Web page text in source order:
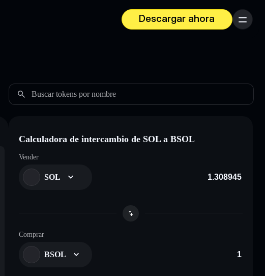
Descargar ahora
Menú
Buscar tokens por nombre
Calculadora de intercambio de SOL a BSOL
Vender
SOL
Comprar
BSOL